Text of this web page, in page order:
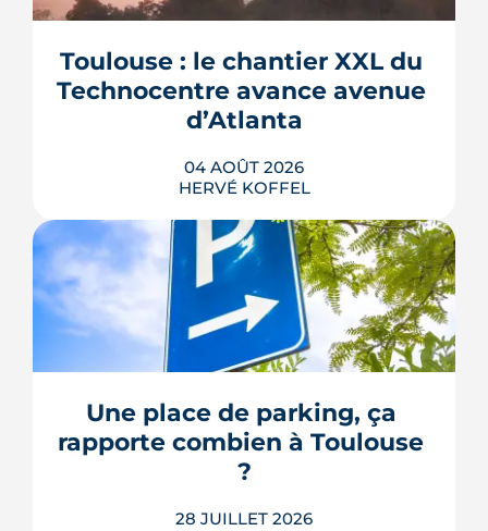
Toulouse : le chantier XXL du
Technocentre avance avenue
d’Atlanta
04 AOÛT 2026
HERVÉ KOFFEL
Avenue d'Atlanta, à la Roseraie, un
chantier de six hectares réorganise les
coulisses techniques de Toulouse
Métropole. Derrière les buttes de terre
déménagement de services, plusieurs
chiffrages officiels et un bras de fer
environnemental.
LIRE L'ARTICLE
Une place de parking, ça
rapporte combien à Toulouse
?
28 JUILLET 2026